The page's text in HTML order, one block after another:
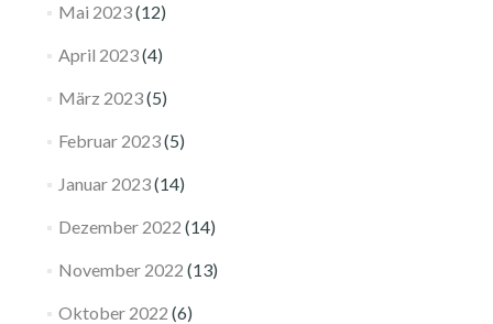
Mai 2023(12)
April 2023(4)
März 2023(5)
Februar 2023(5)
Januar 2023(14)
Dezember 2022 (14)
November 2022 (13)
Oktober 2022 (6)